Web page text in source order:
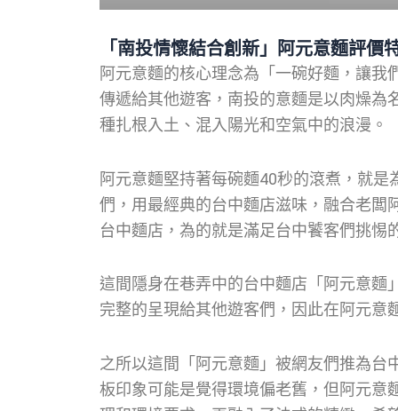
「南投情懷結合創新」阿元意麵評價
阿元意麵的核心理念為「一碗好麵，讓
傳遞給其他遊客，南投的意麵是以肉燥為
種扎根入土、混入陽光和空氣中的浪漫。
阿元意麵堅持著每碗麵40秒的滾煮，就
們，用最經典的台中麵店滋味，融合老闆
台中麵店，為的就是滿足台中饕客們挑惕
這間隱身在巷弄中的台中麵店「阿元意麵
完整的呈現給其他遊客們，因此在阿元意
之所以這間「阿元意麵」被網友們推為台
板印象可能是覺得環境偏老舊，但阿元意